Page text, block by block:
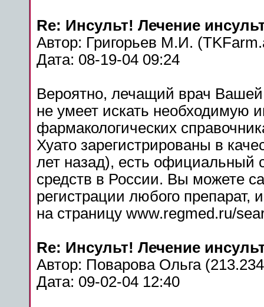
Re: Инсульт! Лечение
Автор: Григорьев М.И.
Дата: 08-19-04 09:24
Вероятно, лечащий врач
не умеет искать необходимую
фармакологических
Хуато зарегистрированы в
лет назад), есть официальный
средств в России. Вы можете
регистрации любого препарат,
на страницу www.regmed.ru/
Re: Инсульт! Лечение
Автор: Поварова Ольга
Дата: 09-02-04 12:40